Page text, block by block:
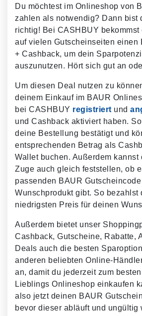
Du möchtest im Onlineshop von
zahlen als notwendig? Dann bist
richtig! Bei CASHBUY bekommst
auf vielen Gutscheinseiten einen
+ Cashback, um dein
auszunutzen. Hört sich gut an
Um diesen Deal nutzen zu
deinem Einkauf im BAUR
bei CASHBUY registriert und
und Cashback aktiviert haben.
deine Bestellung bestätigt und
entsprechenden Betrag als
Wallet buchen. Außerdem kannst
Zuge auch gleich feststellen, ob
passenden BAUR
Wunschprodukt gibt. So bezahlst
niedrigsten Preis für deinen
Außerdem bietet unser
Cashback, Gutscheine, Rabatte,
Deals auch die besten
anderen beliebten Online-
an, damit du jederzeit zum
Lieblings Onlineshop einkaufen
also jetzt deinen BAUR
bevor dieser abläuft und ungültig